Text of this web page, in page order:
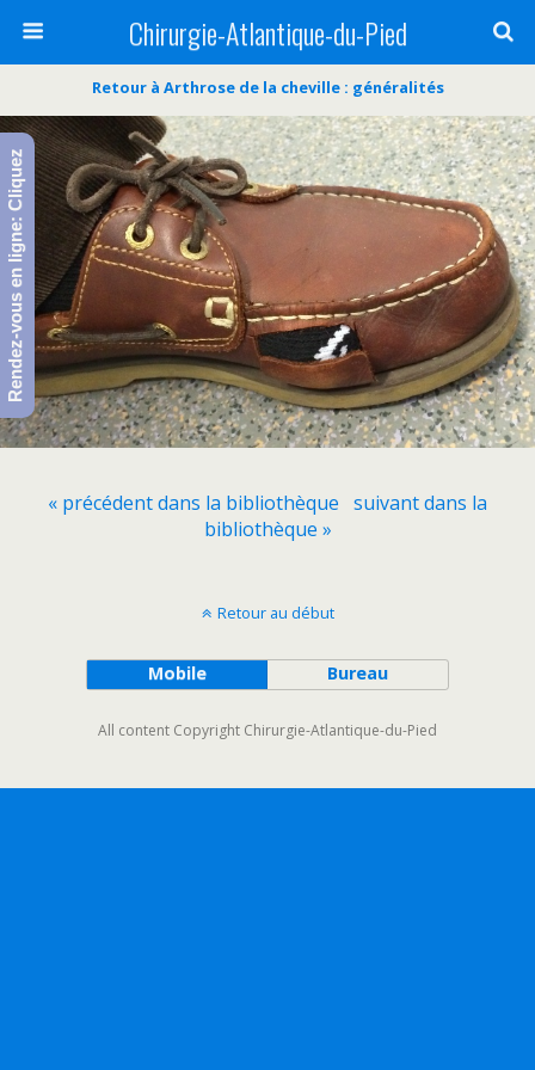
Chirurgie-Atlantique-du-Pied
Retour à Arthrose de la cheville : généralités
« précédent dans la bibliothèque suivant dans la
bibliothèque »
Retour au début
Mobile Bureau
All content Copyright Chirurgie-Atlantique-du-Pied
Rendez-vous en ligne: Cliquez